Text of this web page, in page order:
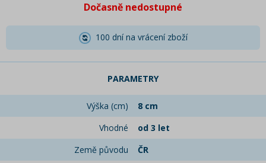
Dočasně nedostupné
100 dní na vrácení zboží
PARAMETRY
Výška (cm)
8 cm
Vhodné
od 3 let
Země původu
ČR